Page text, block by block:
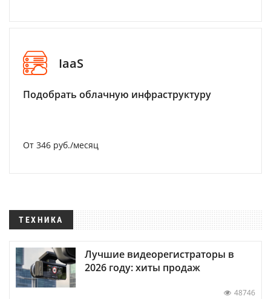
IaaS
Подобрать облачную инфраструктуру
От 346 руб./месяц
ТЕХНИКА
Лучшие видеорегистраторы в
2026 году: хиты продаж
48746